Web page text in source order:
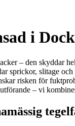
i
– den skyddar
sprickor, slitage
risken för
– vi